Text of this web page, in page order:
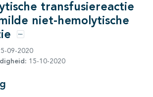
transfusiereactie
niet-hemolytische
Opties
09-2020
15-10-2020